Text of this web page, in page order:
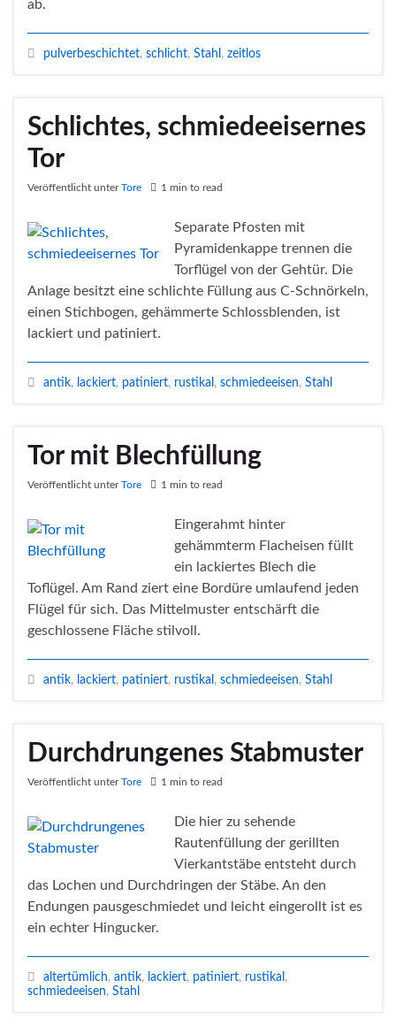
ab.
pulverbeschichtet, schlicht, Stahl , zeitlos
Schlichtes, schmiedeeisernes
Tor
Veröffentlicht unterTore 1 min to read
Separate Pfosten mit
Pyramidenkappe trennen die
Torflügel von der Gehtür. Die
Anlage besitzt eine schlichte Füllung aus C-Schnörkeln,
einen Stichbogen, gehämmerte Schlossblenden, ist
lackiert und patiniert.
antik, lackiert, patiniert, rustikal , schmiedeeisen, Stahl
Tor mit Blechfüllung
Veröffentlicht unterTore 1 min to read
Eingerahmt hinter
gehämmterm Flacheisen füllt
ein lackiertes Blech die
Toflügel. Am Rand ziert eine Bordüre umlaufend jeden
Flügel für sich. Das Mittelmuster entschärft die
geschlossene Fläche stilvoll.
antik, lackiert, patiniert, rustikal , schmiedeeisen, Stahl
Durchdrungenes Stabmuster
Veröffentlicht unterTore 1 min to read
Die hier zu sehende
Rautenfüllung der gerillten
Vierkantstäbe entsteht durch
das Lochen und Durchdringen der Stäbe. An den
Endungen pausgeschmiedet und leicht eingerollt ist es
ein echter Hingucker.
altertümlich, antik, lackiert, patiniert, rustikal ,
schmiedeeisen, Stahl